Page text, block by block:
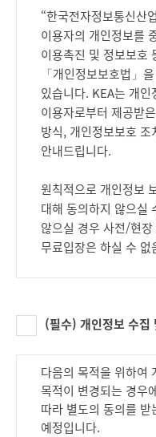
“한국전자정보통신산
이용자의 개인정보를
이용촉진 및 정보보호
「개인정보보호법」
있습니다. KEA는 개
이용자로부터 제공받
방식, 개인정보보호
안내드립니다.
원칙적으로 개인정보
대해 동의하지 않으실
않으실 경우 사전/현
무료입장은 하실 수
2일부터 시행됩니다.
(필수) 개인정보 수집
다음의 목적을 위하여
목적이 변경되는 경우
따라 별도의 동의를
예정입니다.